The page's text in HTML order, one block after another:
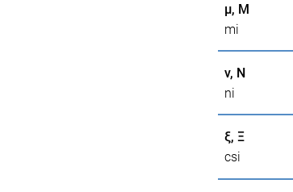
μ, Μ
mi
ν, Ν
ni
ξ, Ξ
csi